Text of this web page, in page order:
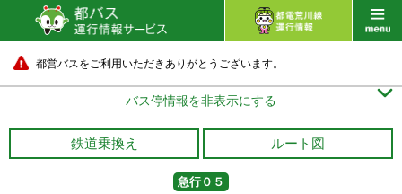
都営バスをご利用いただきありがとうございます。
バス停情報を非表示にする 
鉄道乗換え ルート図
急行０５